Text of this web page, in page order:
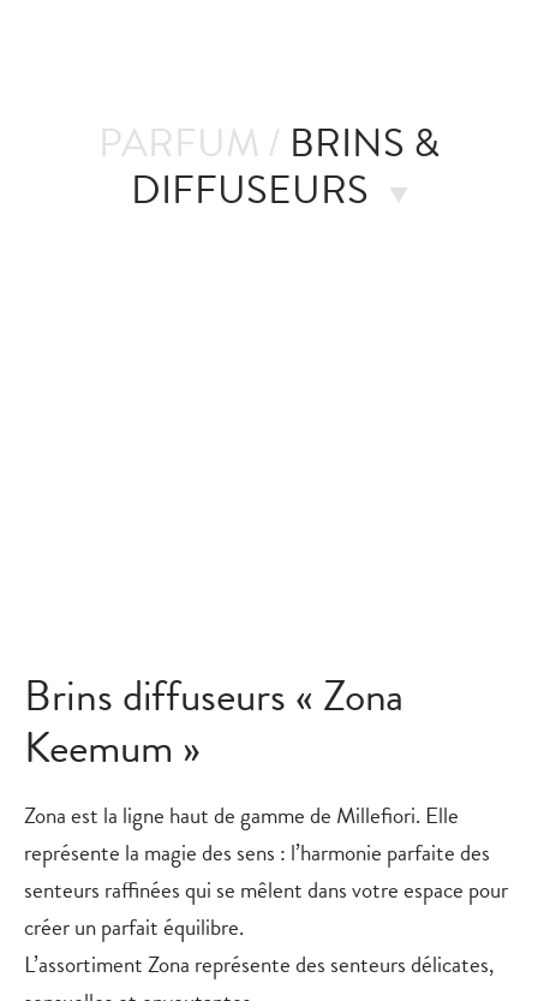
PARFUM / BRINS &
DIFFUSEURS
Brins diffuseurs « Zona
Keemum »
Zona est la ligne haut de gamme de Millefiori. Elle
représente la magie des sens : l’harmonie parfaite des
senteurs raffinées qui se mêlent dans votre espace pour
créer un parfait équilibre.
L’assortiment Zona représente des senteurs délicates,